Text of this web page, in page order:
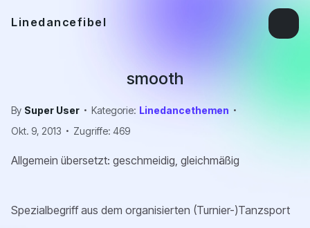
Linedancefibel
smooth
By Super User Kategorie: Linedancethemen
Okt. 9, 2013
Zugriffe: 469
Allgemein übersetzt: geschmeidig, gleichmäßig
Spezialbegriff aus dem organisierten (Turnier-)Tanzsport